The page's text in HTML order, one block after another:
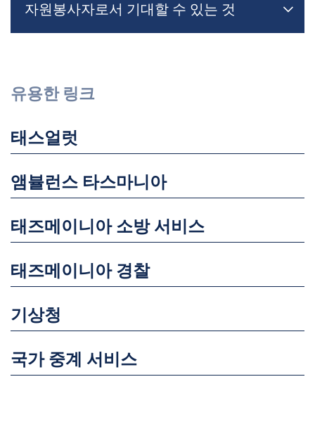
자원봉사자로서 기대할 수 있는 것 메뉴

유용한 링크
태스얼럿
앰뷸런스 타스마니아
태즈메이니아 소방 서비스
태즈메이니아 경찰
기상청
국가 중계 서비스